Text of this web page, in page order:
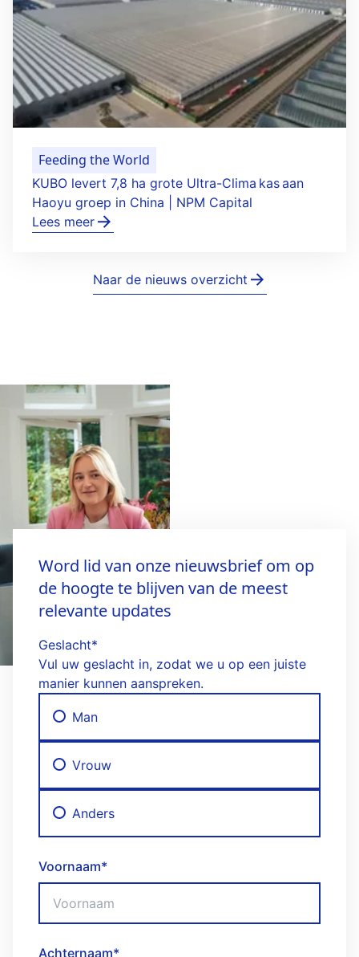
Feeding the World
KUBO levert 7,8 ha grote Ultra-Clima kas aan
Haoyu groep in China | NPM Capital
Lees meer
Naar de nieuws overzicht
Word lid van onze nieuwsbrief om op
de hoogte te blijven van de meest
relevante updates
Geslacht*
Vul uw geslacht in, zodat we u op een juiste
manier kunnen aanspreken.
Man
Vrouw
Anders
Voornaam*
Achternaam*